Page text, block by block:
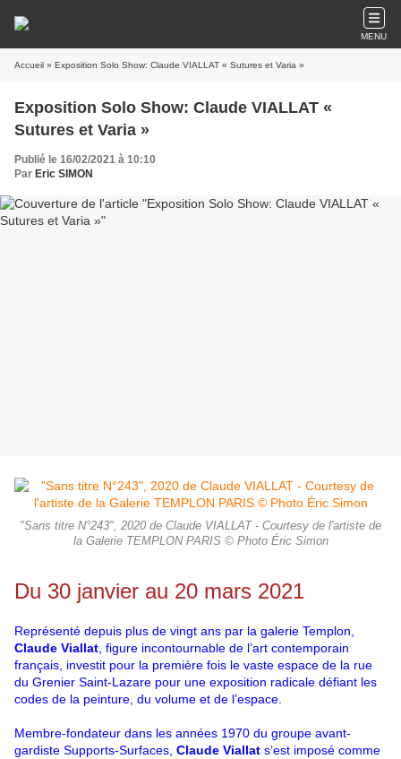
MENU
Accueil » Exposition Solo Show: Claude VIALLAT « Sutures et Varia »
Exposition Solo Show: Claude VIALLAT «
Sutures et Varia »
Publié le 16/02/2021 à 10:10
Par Eric SIMON
"Sans titre N°243", 2020 de Claude VIALLAT - Courtesy de l'artiste de
la Galerie TEMPLON PARIS © Photo Éric Simon
Du 30 janvier au 20 mars 2021
Représenté depuis plus de vingt ans par la galerie Templon,
Claude Viallat , figure incontournable de l’art contemporain
français, investit pour la première fois le vaste espace de la rue
du Grenier Saint-Lazare pour une exposition radicale défiant les
codes de la peinture, du volume et de l’espace.
Membre-fondateur dans les années 1970 du groupe avant-
gardiste Supports-Surfaces, Claude Viallat s’est imposé comme